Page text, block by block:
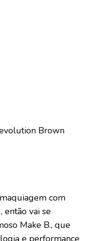
Brown
com
então vai se
Make B., que
e performance